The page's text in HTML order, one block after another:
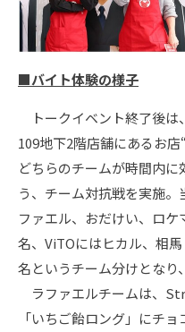
■バイト体験の様子
トークイベント終了後は
109地下2階店舗にあるお
どちらのチームが時間内
う、チーム対抗戦を実施
ファエル、おだけい、ロ
名、ViTOにはヒカル、相
名というチーム分けとなり
ラファエルチームは、
「いちご飴ロング」にチ